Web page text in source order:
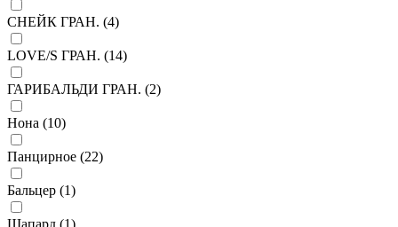
СНЕЙК ГРАН. (4)
LOVE/S ГРАН. (14)
ГАРИБАЛЬДИ ГРАН. (2)
Нона (10)
Панцирное (22)
Бальцер (1)
Шапард (1)